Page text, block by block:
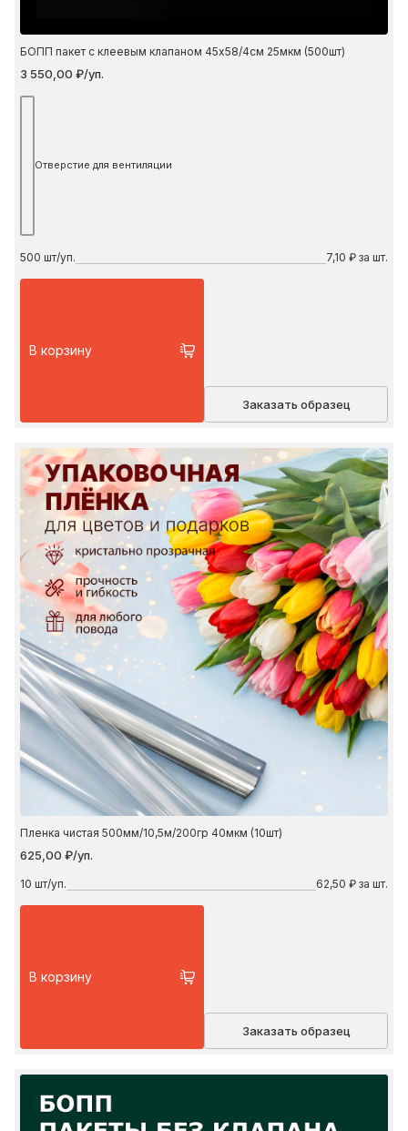
БОПП пакет с клеевым клапаном 45х58/4см 25мкм (500шт)
3 550,00 ₽/уп.
Отверстие для вентиляции
500 шт/уп. 7,10 ₽ за шт.
В корзину
Заказать образец
Пленка чистая 500мм/10,5м/200гр 40мкм (10шт)
625,00 ₽/уп.
10 шт/уп. 62,50 ₽ за шт.
В корзину
Заказать образец